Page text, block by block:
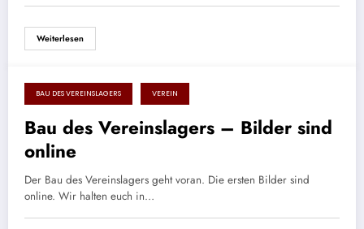
Weiterlesen
16. September 2017
BAU DES VEREINSLAGERS VEREIN
Bau des Vereinslagers – Bilder sind
online
Der Bau des Vereinslagers geht voran. Die ersten Bilder sind
online. Wir halten euch in…